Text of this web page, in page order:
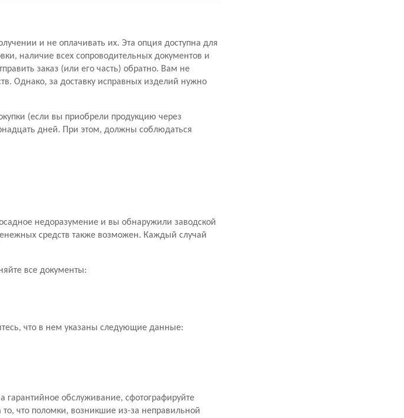
и не оплачивать их. Эта опция доступна для
наличие всех сопроводительных документов и
заказ (или его часть) обратно. Вам не
Однако, за доставку исправных изделий нужно
(если вы приобрели продукцию через
дней. При этом, должны соблюдаться
недоразумение и вы обнаружили заводской
средств также возможен. Каждый случай
все документы:
что в нем указаны следующие данные:
обслуживание, сфотографируйте
что поломки, возникшие из-за неправильной